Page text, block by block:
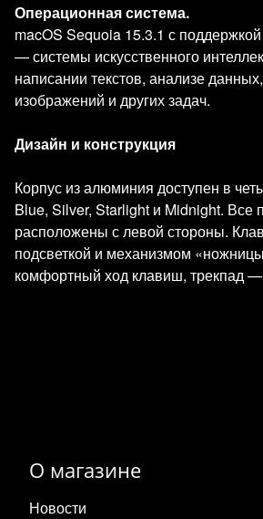
Операционная система.
macOS Sequoia 15.3.1 с
— системы искусственного
написании текстов, анализе
изображений и других задач.
Дизайн и конструкция
Корпус из алюминия доступен в
Blue, Silver, Starlight и Midnight. Все
расположены с левой стороны.
подсветкой и механизмом
комфортный ход клавиш, трекпад —
О магазине
Новости